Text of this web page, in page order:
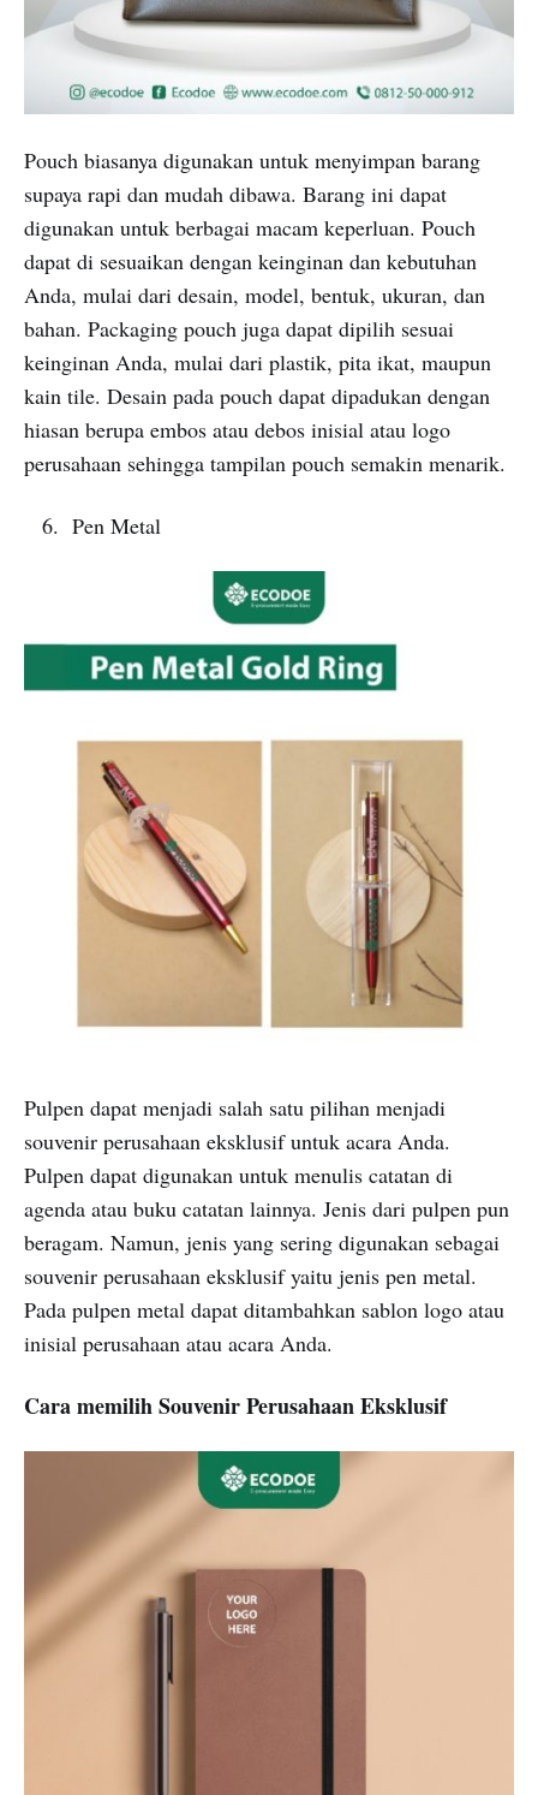
Pouch biasanya digunakan untuk menyimpan barang
supaya rapi dan mudah dibawa. Barang ini dapat
digunakan untuk berbagai macam keperluan. Pouch
dapat di sesuaikan dengan keinginan dan kebutuhan
Anda, mulai dari desain, model, bentuk, ukuran, dan
bahan. Packaging pouch juga dapat dipilih sesuai
keinginan Anda, mulai dari plastik, pita ikat, maupun
kain tile. Desain pada pouch dapat dipadukan dengan
hiasan berupa embos atau debos inisial atau logo
perusahaan sehingga tampilan pouch semakin menarik.
Pen Metal
Pulpen dapat menjadi salah satu pilihan menjadi
souvenir perusahaan eksklusif untuk acara Anda.
Pulpen dapat digunakan untuk menulis catatan di
agenda atau buku catatan lainnya. Jenis dari pulpen pun
beragam. Namun, jenis yang sering digunakan sebagai
souvenir perusahaan eksklusif yaitu jenis pen metal.
Pada pulpen metal dapat ditambahkan sablon logo atau
inisial perusahaan atau acara Anda.
Cara memilih Souvenir Perusahaan Eksklusif